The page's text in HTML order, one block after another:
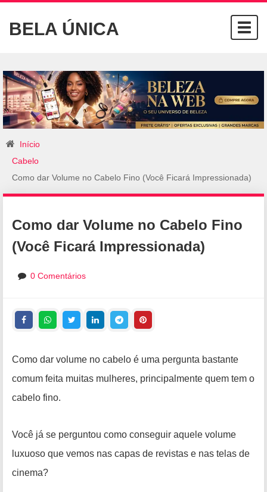
BELA ÚNICA
Início
Cabelo
Como dar Volume no Cabelo Fino (Você Ficará Impressionada)
Como dar Volume no Cabelo Fino
(Você Ficará Impressionada)
0 Comentários
Como dar volume no cabelo é uma pergunta bastante
comum feita muitas mulheres, principalmente quem tem o
cabelo fino.
Você já se perguntou como conseguir aquele volume
luxuoso que vemos nas capas de revistas e nas telas de
cinema?